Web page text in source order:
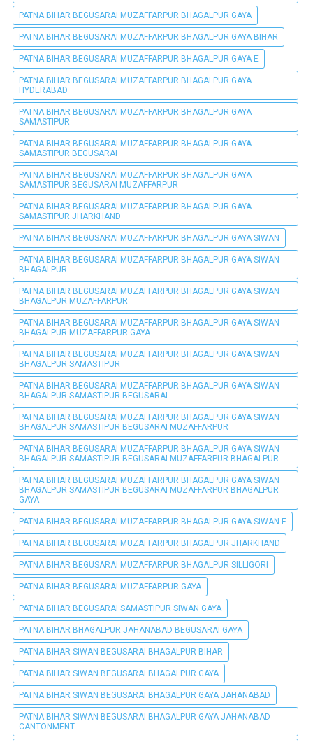
PATNA BIHAR BEGUSARAI MUZAFFARPUR BHAGALPUR GAYA
PATNA BIHAR BEGUSARAI MUZAFFARPUR BHAGALPUR GAYA BIHAR
PATNA BIHAR BEGUSARAI MUZAFFARPUR BHAGALPUR GAYA E
PATNA BIHAR BEGUSARAI MUZAFFARPUR BHAGALPUR GAYA
HYDERABAD
PATNA BIHAR BEGUSARAI MUZAFFARPUR BHAGALPUR GAYA
SAMASTIPUR
PATNA BIHAR BEGUSARAI MUZAFFARPUR BHAGALPUR GAYA
SAMASTIPUR BEGUSARAI
PATNA BIHAR BEGUSARAI MUZAFFARPUR BHAGALPUR GAYA
SAMASTIPUR BEGUSARAI MUZAFFARPUR
PATNA BIHAR BEGUSARAI MUZAFFARPUR BHAGALPUR GAYA
SAMASTIPUR JHARKHAND
PATNA BIHAR BEGUSARAI MUZAFFARPUR BHAGALPUR GAYA SIWAN
PATNA BIHAR BEGUSARAI MUZAFFARPUR BHAGALPUR GAYA SIWAN
BHAGALPUR
PATNA BIHAR BEGUSARAI MUZAFFARPUR BHAGALPUR GAYA SIWAN
BHAGALPUR MUZAFFARPUR
PATNA BIHAR BEGUSARAI MUZAFFARPUR BHAGALPUR GAYA SIWAN
BHAGALPUR MUZAFFARPUR GAYA
PATNA BIHAR BEGUSARAI MUZAFFARPUR BHAGALPUR GAYA SIWAN
BHAGALPUR SAMASTIPUR
PATNA BIHAR BEGUSARAI MUZAFFARPUR BHAGALPUR GAYA SIWAN
BHAGALPUR SAMASTIPUR BEGUSARAI
PATNA BIHAR BEGUSARAI MUZAFFARPUR BHAGALPUR GAYA SIWAN
BHAGALPUR SAMASTIPUR BEGUSARAI MUZAFFARPUR
PATNA BIHAR BEGUSARAI MUZAFFARPUR BHAGALPUR GAYA SIWAN
BHAGALPUR SAMASTIPUR BEGUSARAI MUZAFFARPUR BHAGALPUR
PATNA BIHAR BEGUSARAI MUZAFFARPUR BHAGALPUR GAYA SIWAN
BHAGALPUR SAMASTIPUR BEGUSARAI MUZAFFARPUR BHAGALPUR
GAYA
PATNA BIHAR BEGUSARAI MUZAFFARPUR BHAGALPUR GAYA SIWAN E
PATNA BIHAR BEGUSARAI MUZAFFARPUR BHAGALPUR JHARKHAND
PATNA BIHAR BEGUSARAI MUZAFFARPUR BHAGALPUR SILLIGORI
PATNA BIHAR BEGUSARAI MUZAFFARPUR GAYA
PATNA BIHAR BEGUSARAI SAMASTIPUR SIWAN GAYA
PATNA BIHAR BHAGALPUR JAHANABAD BEGUSARAI GAYA
PATNA BIHAR SIWAN BEGUSARAI BHAGALPUR BIHAR
PATNA BIHAR SIWAN BEGUSARAI BHAGALPUR GAYA
PATNA BIHAR SIWAN BEGUSARAI BHAGALPUR GAYA JAHANABAD
PATNA BIHAR SIWAN BEGUSARAI BHAGALPUR GAYA JAHANABAD
CANTONMENT